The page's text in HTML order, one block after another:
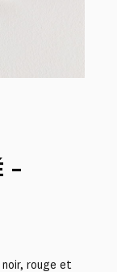
–
rouge et